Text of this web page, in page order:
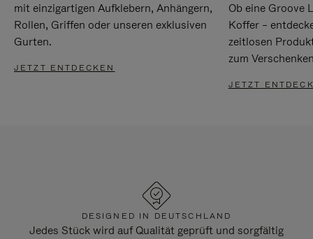
mit einzigartigen Aufklebern, Anhängern,
Rollen, Griffen oder unseren exklusiven
Gurten.
JETZT ENTDECKEN
Ob eine Groove
Koffer –
zeitlosen
zum
JETZT
DESIGNED IN DEUTSCHLAND
Jedes Stück wird auf Qualität geprüft und sorgfältig